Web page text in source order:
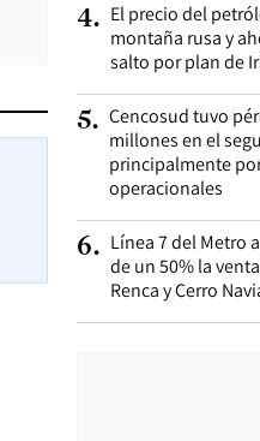
4. El precio del
montaña rusa y
salto por plan de
5. Cencosud tuvo
millones en el
principalmente
operacionales
6. Línea 7 del Metro
de un 50% la
Renca y Cerro